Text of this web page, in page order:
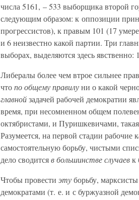
числа 5161, – 533 выборщика второй
следующим образом: к оппозиции
прогрессистов), к правым 101 (17
и 6 неизвестно какой партии. Три
выборах, выделяются здесь
Либералы более чем втрое сильнее
чтопо общему правилуни о какой
главнойзадачей рабочей демократии
время, при несомненном общем
октябристами, и Пуришкевичами,
Разумеется, на первой стадии
самостоятельную борьбу, чистыми
дело сводитсяв большинстве случаевк
Чтобы провести этуборьбу,
демократами (т. е. и с буржуазной